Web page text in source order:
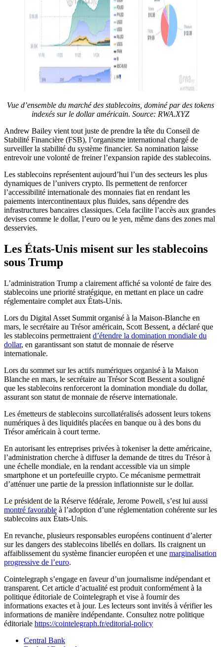
Vue d’ensemble du marché des stablecoins, dominé par des tokens
indexés sur le dollar américain. Source: RWA.XYZ
Andrew Bailey vient tout juste de prendre la tête du Conseil de
Stabilité Financière (FSB), l’organisme international chargé de
surveiller la stabilité du système financier. Sa nomination laisse
entrevoir une volonté de freiner l’expansion rapide des stablecoins.
Les stablecoins représentent aujourd’hui l’un des secteurs les plus
dynamiques de l’univers crypto. Ils permettent de renforcer
l’accessibilité internationale des monnaies fiat en rendant les
paiements intercontinentaux plus fluides, sans dépendre des
infrastructures bancaires classiques. Cela facilite l’accès aux grandes
devises comme le dollar, l’euro ou le yen, même dans des zones mal
desservies.
Les États-Unis misent sur les stablecoins
sous Trump
L’administration Trump a clairement affiché sa volonté de faire des
stablecoins une priorité stratégique, en mettant en place un cadre
réglementaire complet aux États-Unis.
Lors du Digital Asset Summit organisé à la Maison-Blanche en
mars, le secrétaire au Trésor américain, Scott Bessent, a déclaré que
les stablecoins permettraient d’étendre la domination mondiale du
dollar, en garantissant son statut de monnaie de réserve
internationale.
Lors du sommet sur les actifs numériques organisé à la Maison
Blanche en mars, le secrétaire au Trésor Scott Bessent a souligné
que les stablecoins renforceront la domination mondiale du dollar,
assurant son statut de monnaie de réserve internationale.
Les émetteurs de stablecoins surcollatéralisés adossent leurs tokens
numériques à des liquidités placées en banque ou à des bons du
Trésor américain à court terme.
En autorisant les entreprises privées à tokeniser la dette américaine,
l’administration cherche à diffuser la demande de titres du Trésor à
une échelle mondiale, en la rendant accessible via un simple
smartphone et un portefeuille crypto. Ce mécanisme permettrait
d’atténuer une partie de la pression inflationniste sur le dollar.
Le président de la Réserve fédérale, Jerome Powell, s’est lui aussi
montré favorable à l’adoption d’une réglementation cohérente sur les
stablecoins aux États-Unis.
En revanche, plusieurs responsables européens continuent d’alerter
sur les dangers des stablecoins libellés en dollars. Ils craignent un
affaiblissement du système financier européen et une marginalisation
progressive de l’euro.
Cointelegraph s’engage en faveur d’un journalisme indépendant et
transparent. Cet article d’actualité est produit conformément à la
politique éditoriale de Cointelegraph et vise à fournir des
informations exactes et à jour. Les lecteurs sont invités à vérifier les
informations de manière indépendante. Consultez notre politique
éditoriale https://cointelegraph.fr/editorial-policy
Central Bank